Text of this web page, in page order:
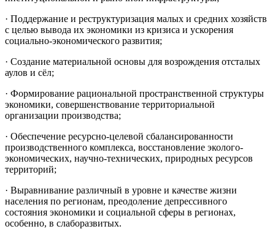
· Поддержание и реструктуризация малых и средних хозяйств
с целью вывода их экономики из кризиса и ускорения
социально-экономического развития;
· Создание материальной основы для возрождения отсталых
аулов и сёл;
· Формирование рациональной пространственной структуры
экономики, совершенствование территориальной
организации производства;
· Обеспечение ресурсно-целевой сбалансированности
производственного комплекса, восстановление эколого-
экономических, научно-технических, природных ресурсов
территорий;
· Выравнивание различный в уровне и качестве жизни
населения по регионам, преодоление депрессивного
состояния экономики и социальной сферы в регионах,
особенно, в слаборазвитых.